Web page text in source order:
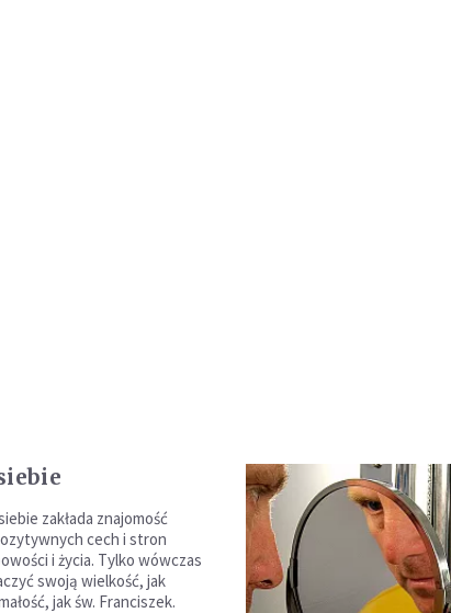
zakłada znajomość
cech i stron
i życia. Tylko wówczas
swoją wielkość, jak
jak św. Franciszek.